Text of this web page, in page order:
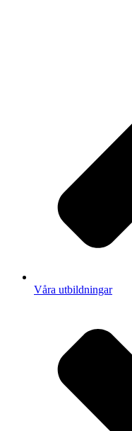
Våra utbildningar